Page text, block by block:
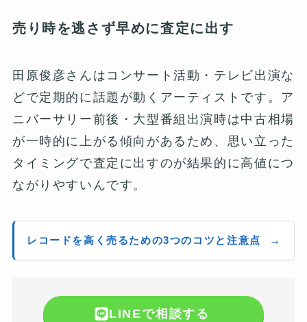
売り時を逃さず早めに査定に出す
田原俊彦さんはコンサート活動・テレビ出演な
どで定期的に話題が動くアーティストです。ア
ニバーサリー前後・大型番組出演時は中古相場
が一時的に上がる傾向があるため、思い立った
タイミングで査定に出すのが結果的に高値につ
ながりやすいんです。
レコードを高く売るための3つのコツと注意点
LINEで相談する